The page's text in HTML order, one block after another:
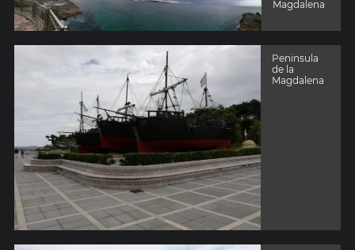
Magdalena
Peninsula
de la
Magdalena